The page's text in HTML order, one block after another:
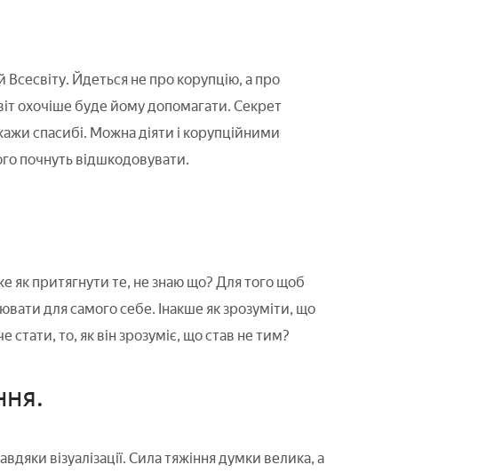
Йдеться не про корупцію, а про
охочіше буде йому допомагати. Секрет
спасибі. Можна діяти і корупційними
почнуть відшкодовувати.
як притягнути те, не знаю що? Для того щоб
для самого себе. Інакше як зрозуміти, що
то, як він зрозуміє, що став не тим?
візуалізації. Сила тяжіння думки велика, а